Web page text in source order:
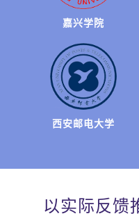
嘉兴学院
西安邮电大学
郑州信息科技职业技术学
清远职业技术学院
以实际反馈